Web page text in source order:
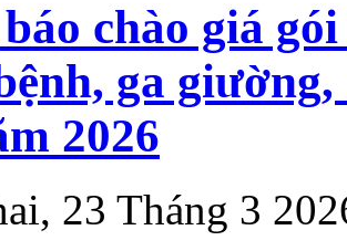
chào giá
ga
2026
23 Tháng 3